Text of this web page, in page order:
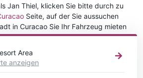
Jan Thiel, klicken Sie bitte durch zu
Seite, auf der Sie aussuchen
in Curacao Sie Ihr Fahrzeug mieten
Area
anzeigen